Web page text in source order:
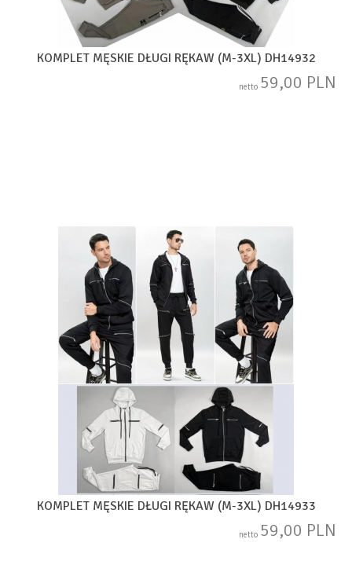
KOMPLET MĘSKIE DŁUGI RĘKAW (M-3XL) DH14932
netto 59,00 PLN
KOMPLET MĘSKIE DŁUGI RĘKAW (M-3XL) DH14933
netto 59,00 PLN